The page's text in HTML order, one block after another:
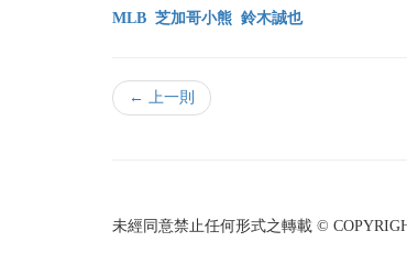
MLB 芝加哥小熊 鈴木誠也
← 上一則
未經同意禁止任何形式之轉載 ©